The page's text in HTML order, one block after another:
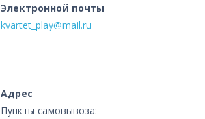
Электронной почты
kvartet_play@mail.ru
Адрес
Пункты самовывоза: